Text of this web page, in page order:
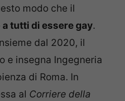
modo che il
tutti di essere gay.
dal 2020, il
e insegna Ingegneria
di Roma. In
al Corriere della